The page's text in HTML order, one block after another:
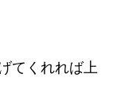
てくれれば上